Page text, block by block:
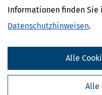
Informationen finden Sie
Datenschutzhinweisen.
Alle
Alle
Rentenabschlag
Rentenbeitrag